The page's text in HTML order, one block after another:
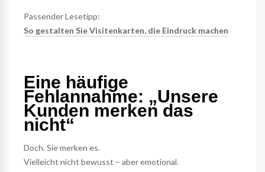
Passender Lesetipp:
So gestalten Sie Visitenkarten, die Eindruck machen
Eine häufige
Fehlannahme: „Unsere
Kunden merken das
nicht“
Doch. Sie merken es.
Vielleicht nicht bewusst – aber emotional.